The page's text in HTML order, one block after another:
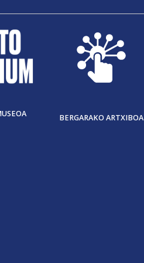
BERGARAKO ARTXIBOA